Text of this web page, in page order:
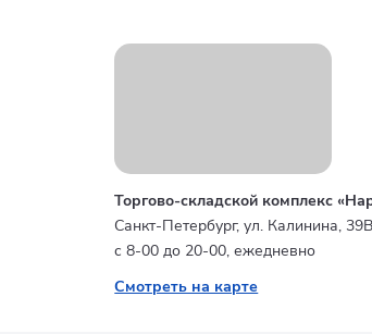
Торгово-складской комплекс
Санкт-Петербург, ул. Калинина, 39В
с 8-00 до 20-00, ежедневно
Смотреть на карте